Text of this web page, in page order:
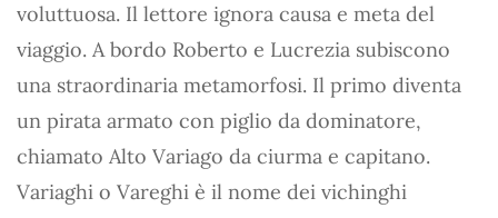
voluttuosa. Il lettore ignora causa e meta del
viaggio. A bordo Roberto e Lucrezia subiscono
una straordinaria metamorfosi. Il primo diventa
un pirata armato con piglio da dominatore,
chiamato Alto Variago da ciurma e capitano.
Variaghi o Vareghi è il nome dei vichinghi